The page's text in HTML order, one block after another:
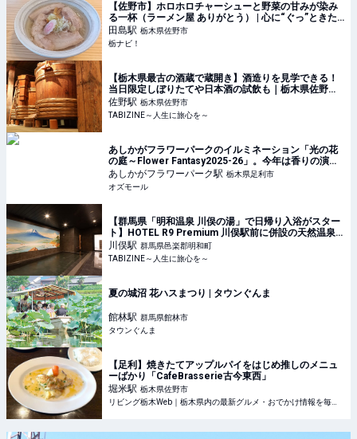
【佐野市】ホロホロチャーシューと野菜の甘みが染み
る一杯（ラーメン屋 ありがとう） | 心に“ぐっ”ときた
クチコミ！ | 栃ナビ！
田島駅 栃木県佐野市
栃ナビ！
【栃木県最古の酒蔵で蔵開き】酒造りを見学できる！
当日限定しぼりたてや日本酒の試飲も｜栃木県佐野市 |
TABIZINE～人生に旅心を～
佐野駅 栃木県佐野市
TABIZINE～人生に旅心を～
あしかがフラワーパークのイルミネーション「光の花
の庭～Flower Fantasy2025-26」。今年は香りの演出
も - OZmall
あしかがフラワーパーク駅 栃木県足利市
オズモール
【群馬県「明和温泉 川俣の湯」で日帰り入浴がスター
ト】HOTEL R9 Premium 川俣駅前に併設の天然温泉 |
TABIZINE～人生に旅心を～
川俣駅 群馬県邑楽郡明和町
TABIZINE～人生に旅心を～
夏の城沼 花ハスまつり | タウンぐんま
館林駅 群馬県館林市
タウンぐんま
【足利】焼きたてアップルパイをはじめ推しのメニュ
ーばかり「CafeBrasserie古今東西」
堀米駅 栃木県佐野市